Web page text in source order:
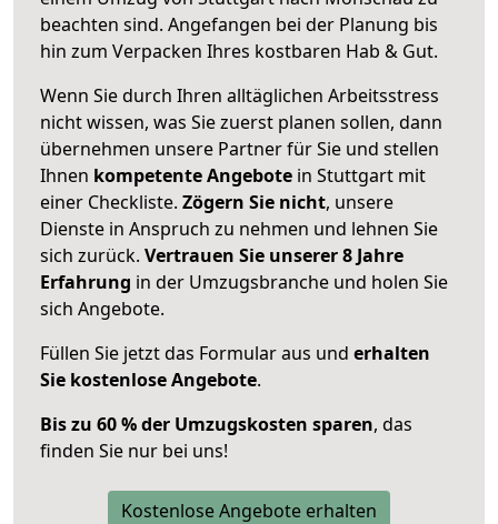
beachten sind. Angefangen bei der Planung bis
hin zum Verpacken Ihres kostbaren Hab & Gut.
Wenn Sie durch Ihren alltäglichen Arbeitsstress
nicht wissen, was Sie zuerst planen sollen, dann
übernehmen unsere Partner für Sie und stellen
Ihnen kompetente Angebote in Stuttgart mit
einer Checkliste. Zögern Sie nicht, unsere
Dienste in Anspruch zu nehmen und lehnen Sie
sich zurück. Vertrauen Sie unserer 8 Jahre
Erfahrung in der Umzugsbranche und holen Sie
sich Angebote.
Füllen Sie jetzt das Formular aus und erhalten
Sie kostenlose Angebote.
Bis zu 60 % der Umzugskosten sparen, das
finden Sie nur bei uns!
Kostenlose Angebote erhalten